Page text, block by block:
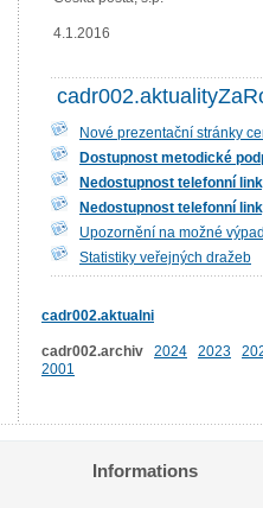
4.1.2016
Nové prezentační stránky
Dostupnost metodické
Nedostupnost telefonní
Nedostupnost telefonní
Upozornění na možné
Statistiky veřejných dražeb
cadr002.aktualni
cadr002.archiv 2024 2023
2001
Informations